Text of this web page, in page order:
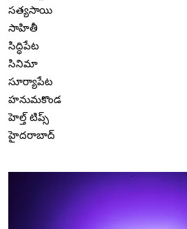
సత్యసాయి
సాహితీ
సిద్ధిపేట
సినిమా
సూర్యాపేట
హనుమకొండ
హెల్త్ టిప్స్
హైదరాబాద్